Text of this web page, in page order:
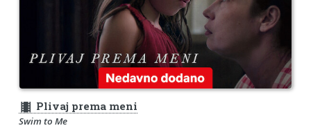
theaters Plivaj prema meni
Swim to Me